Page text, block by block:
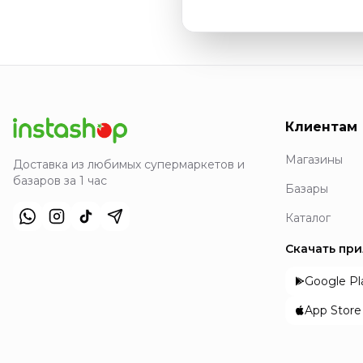
Доставка из любимых супермаркетов и
базаров за 1 час
Клиентам
Магазины
Базары
Каталог
Скачать
Google
App Store